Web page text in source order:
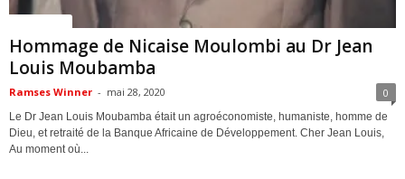
Hommage de Nicaise Moulombi au Dr Jean
Louis Moubamba
Ramses Winner - mai 28, 2020 0
Le Dr Jean Louis Moubamba était un agroéconomiste, humaniste, homme de
Dieu, et retraité de la Banque Africaine de Développement. Cher Jean Louis,
Au moment où...